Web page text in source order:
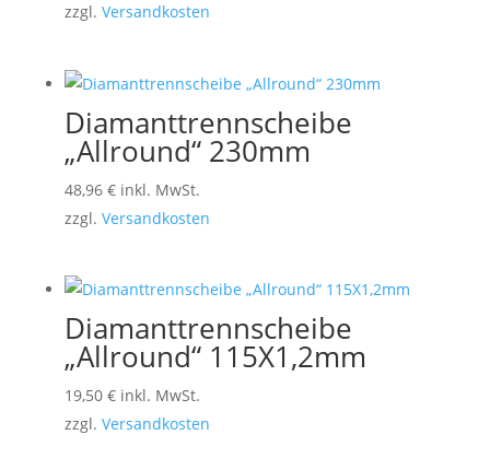
zzgl. Versandkosten
Diamanttrennscheibe
„Allround“ 230mm
48,96 € inkl. MwSt.
zzgl. Versandkosten
Diamanttrennscheibe
„Allround“ 115X1,2mm
19,50 € inkl. MwSt.
zzgl. Versandkosten